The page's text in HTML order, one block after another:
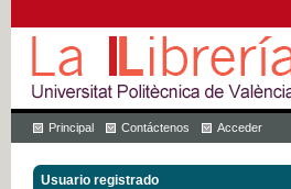
Principal Contáctenos Acceder
Usuario registrado